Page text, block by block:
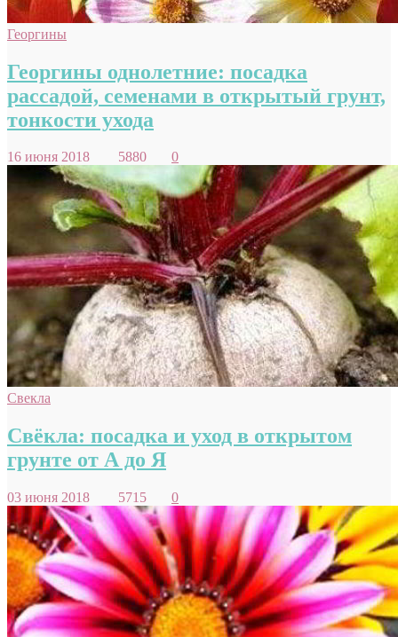
Георгины
Георгины однолетние: посадка
рассадой, семенами в открытый грунт,
тонкости ухода
16 июня 2018 5880 0
Свекла
Свёкла: посадка и уход в открытом
грунте от А до Я
03 июня 2018 5715 0